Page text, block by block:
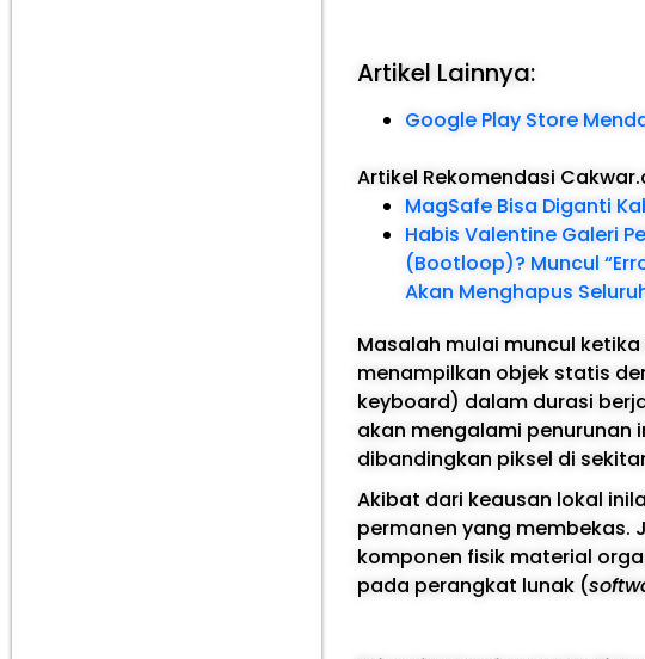
Artikel Lainnya:
Google Play Store
Artikel Rekomendasi
MagSafe Bisa Diganti
Habis Valentine Galeri
(Bootloop)? Muncul
Akan Menghapus
Masalah mulai muncul
menampilkan objek statis
keyboard) dalam durasi
akan mengalami penurunan
dibandingkan piksel di
Akibat dari keausan lokal
permanen yang membekas.
komponen fisik material
pada perangkat lunak (